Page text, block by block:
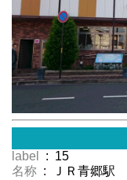
label
: 15
名称 : ＪＲ青郷駅